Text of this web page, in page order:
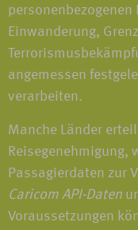
personenbezogenen
Einwanderung,
angemessen
verarbeiten.
Manche Länder
Reisegenehmigung,
Passagierdaten zur
Caricom API-Daten
Voraussetzungen